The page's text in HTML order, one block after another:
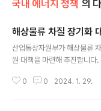
국내 에너지 정책 의
해상물류 차질 장기화
산업통상자원부가 해상물류
원 대책을 마련해 추진합니
고 확보를 위한 해외 공동물
0 0 2024. 1. 29.